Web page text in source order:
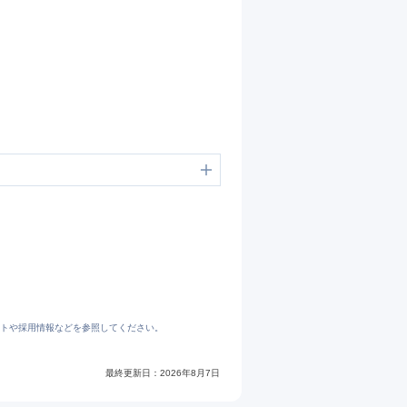
レスリリース
や採用情報などを参照してください。
最終更新日： 2026年8月7日